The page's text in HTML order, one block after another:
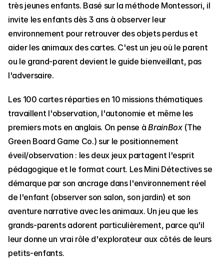
très jeunes enfants. Basé sur la méthode Montessori, il
invite les enfants dès 3 ans à observer leur
environnement pour retrouver des objets perdus et
aider les animaux des cartes. C'est un jeu où le parent
ou le grand-parent devient le guide bienveillant, pas
l'adversaire.
Les 100 cartes réparties en 10 missions thématiques
travaillent l'observation, l'autonomie et même les
premiers mots en anglais. On pense à BrainBox (The
Green Board Game Co.) sur le positionnement
éveil/observation : les deux jeux partagent l'esprit
pédagogique et le format court. Les Mini Détectives se
démarque par son ancrage dans l'environnement réel
de l'enfant (observer son salon, son jardin) et son
aventure narrative avec les animaux. Un jeu que les
grands-parents adorent particulièrement, parce qu'il
leur donne un vrai rôle d'explorateur aux côtés de leurs
petits-enfants.